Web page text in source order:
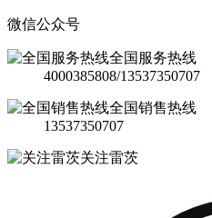
微信公众号
全国服务热线
4000385808/13537350707
全国销售热线
13537350707
关注雷茨